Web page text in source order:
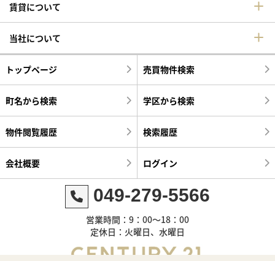
賃貸について
当社について
トップページ 売買物件検索
町名から検索 学区から検索
物件閲覧履歴 検索履歴
会社概要 ログイン
049-279-5566
営業時間：9：00～18：00
定休日：火曜日、水曜日